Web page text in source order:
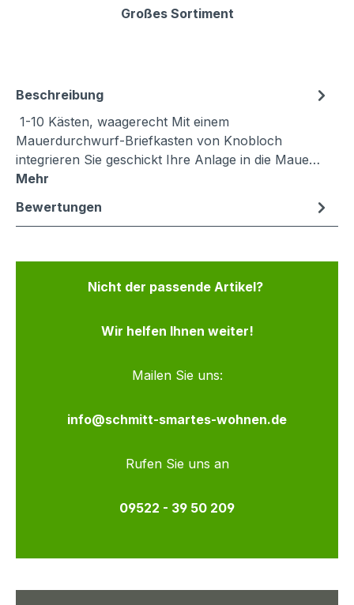
Großes Sortiment
Beschreibung
1-10 Kästen, waagerecht Mit einem
Mauerdurchwurf-Briefkasten von Knobloch
integrieren Sie geschickt Ihre Anlage in die Maue…
Mehr
Bewertungen
Nicht der passende Artikel?
Wir helfen Ihnen weiter!
Mailen Sie uns:
info@schmitt-smartes-wohnen.de
Rufen Sie uns an
09522 - 39 50 209